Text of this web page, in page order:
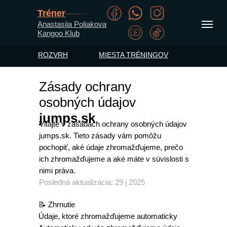
Anastasiia Poliakova
Kangoo Klub
Tréner
ROZVRH MIESTA TRÉNINGOV
Vitajte v zásadách ochrany osobných údajov
jumps.sk. Tieto zásady vám pomôžu
pochopiť, aké údaje zhromažďujeme, prečo
ich zhromažďujeme a aké máte v súvislosti s
nimi práva.
Posledná aktualizácia: 29 j 2025
Zásady ochrany
osobných údajov
jumps.sk
📝 Zhrnutie
Údaje, ktoré zhromažďujeme automaticky